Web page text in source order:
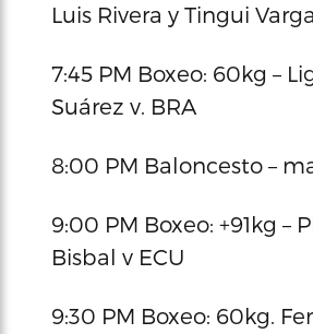
Luis Rivera y Tingui
7:45 PM Boxeo: 60kg –
Suárez v. BRA
8:00 PM Baloncesto –
9:00 PM Boxeo: +91kg
Bisbal v ECU
9:30 PM Boxeo: 60kg.